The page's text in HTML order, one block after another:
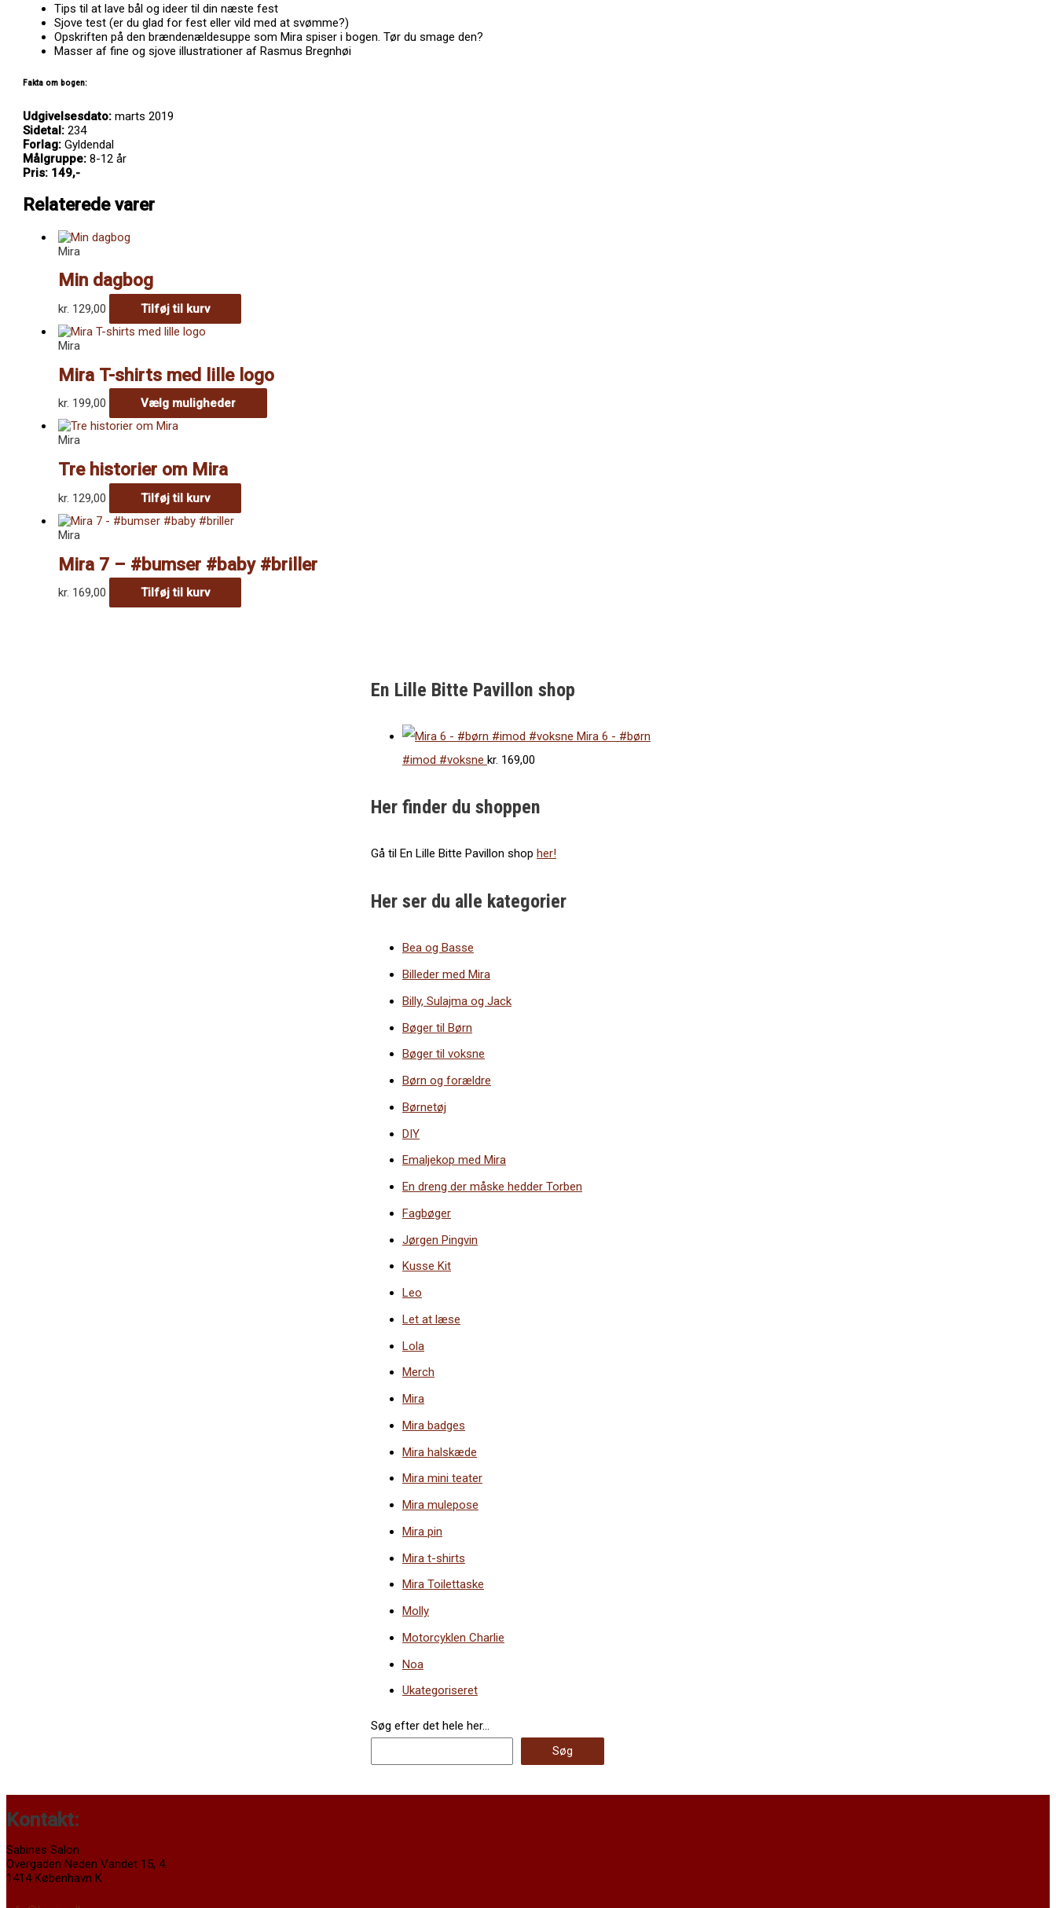
Tips til at lave bål og ideer til din næste fest
Sjove test (er du glad for fest eller vild med at svømme?)
Opskriften på den brændenældesuppe som Mira spiser i bogen. Tør du smage den?
Masser af fine og sjove illustrationer af Rasmus Bregnhøi
Fakta om bogen:
Udgivelsesdato: marts 2019
Sidetal: 234
Forlag: Gyldendal
Målgruppe: 8-12 år
Pris: 149,-
Relaterede varer
Mira
Min dagbog
kr. 129,00 Tilføj til kurv
Mira
Mira T-shirts med lille logo
kr. 199,00 Vælg muligheder
vare
Mira
Tre historier om Mira
kr. 129,00 Tilføj til kurv
Mira
Mira 7 – #bumser #baby #briller
kr. 169,00 Tilføj til kurv
En Lille Bitte Pavillon shop
Mira 6 - #børn
#imod #voksne kr. 169,00
Her finder du shoppen
Gå til En Lille Bitte Pavillon shop her!
Her ser du alle kategorier
Bea og Basse
Billeder med Mira
Billy, Sulajma og Jack
Bøger til Børn
Bøger til voksne
Børn og forældre
Børnetøj
DIY
Emaljekop med Mira
En dreng der måske hedder Torben
Fagbøger
Jørgen Pingvin
Kusse Kit
Leo
Let at læse
Lola
Merch
Mira
Mira badges
Mira halskæde
Mira mini teater
Mira mulepose
Mira pin
Mira t-shirts
Mira Toilettaske
Molly
Motorcyklen Charlie
Noa
Ukategoriseret
Søg efter det hele her...
Søg
Kontakt:
Sabines Salon
Overgaden Neden Vandet 15, 4.
1414 København K